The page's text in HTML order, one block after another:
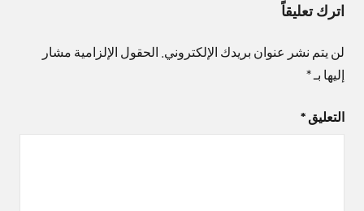
اترك تعليقاً
لن يتم نشر عنوان بريدك الإلكتروني. الحقول الإلزامية مشار
إليها بـ*
التعليق *